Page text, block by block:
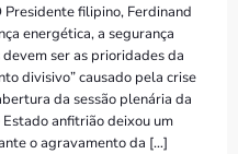
Presidente filipino, Ferdinand
energética, a segurança
ser as prioridades da
divisivo” causado pela crise
da sessão plenária da
Estado anfitrião deixou um
o agravamento da […]